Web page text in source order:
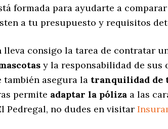
formada para ayudarte a
a tu presupuesto y requisitos
lleva consigo la tarea de contratar
y la responsabilidad de sus
asegura la tranquilidad de
permite adaptar la póliza a las
Pedregal, no dudes en visitar